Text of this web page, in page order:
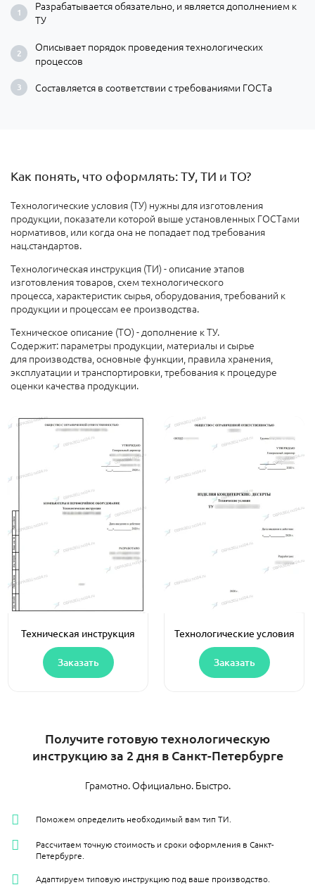
Разрабатывается обязательно, и является дополнением к
ТУ
Описывает порядок проведения технологических
процессов
Составляется в соответствии с требованиями ГОСТа
Как понять, что оформлять: ТУ, ТИ и ТО?
Технологические условия (ТУ) нужны для изготовления
продукции, показатели которой выше установленных ГОСТами
нормативов, или когда она не попадает под требования
нац.стандартов.
Технологическая инструкция (ТИ) - описание этапов
изготовления товаров, схем технологического
процесса, характеристик сырья, оборудования, требований к
продукции и процессам ее производства.
Техническое описание (ТО) - дополнение к ТУ.
Содержит: параметры продукции, материалы и сырье
для производства, основные функции, правила хранения,
эксплуатации и транспортировки, требования к процедуре
оценки качества продукции.
Техническая инструкция
Заказать
Технологические условия
Заказать
Получите готовую технологическую
инструкцию за 2 дня в Санкт-Петербурге
Грамотно. Официально. Быстро.
Поможем определить необходимый вам тип ТИ.
Рассчитаем точную стоимость и сроки оформления в Санкт-
Петербурге.
Адаптируем типовую инструкцию под ваше производство.